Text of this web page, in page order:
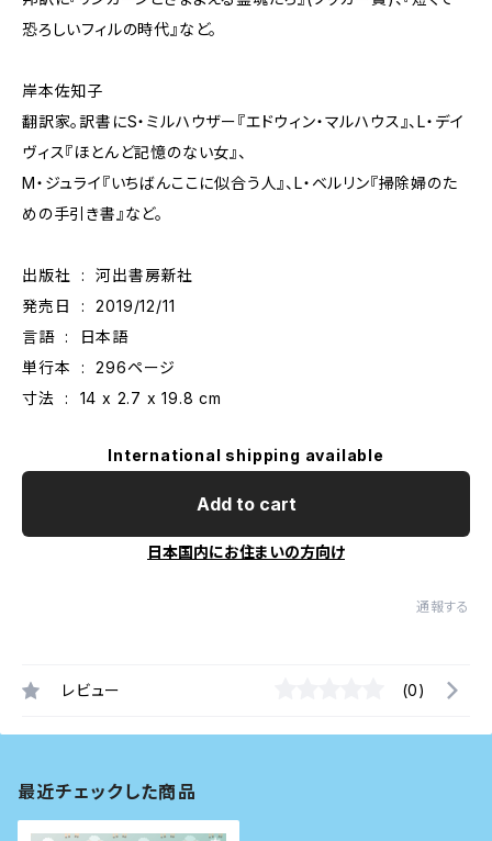
恐ろしいフィルの時代』など。
岸本佐知子
翻訳家。訳書にS・ミルハウザー『エドウィン・マルハウス』、L・デイ
ヴィス『ほとんど記憶のない女』、
M・ジュライ『いちばんここに似合う人』、L・ベルリン『掃除婦のた
めの手引き書』など。
出版社 ‏ : ‎ 河出書房新社
発売日 ‏ : ‎ 2019/12/11
言語 ‏ : ‎ 日本語
単行本 ‏ : ‎ 296ページ
寸法 ‏ : ‎ 14 x 2.7 x 19.8 cm
International shipping available
Add to cart
日本国内にお住まいの方向け
通報する
レビュー (0)
最近チェックした商品